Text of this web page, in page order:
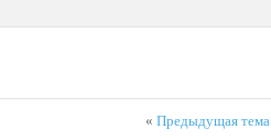
« Предыдущая тема